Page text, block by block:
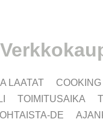
LAATAT
COOKING
TOIMITUSAIKA
DE